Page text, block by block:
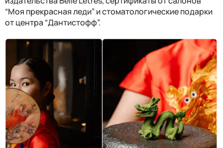
“Моя прекрасная леди” и стоматологические подарки
от центра “Дантистофф”.